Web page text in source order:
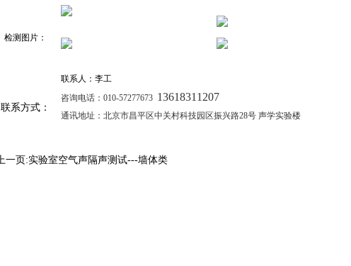
检测图片：
联系方式：
联系人：李工
咨询电话：010-57277673 13618311207
通讯地址： 北京市昌平区中关村科技园区振兴路28号 声学实验楼
上一页:实验室空气声隔声测试---墙体类